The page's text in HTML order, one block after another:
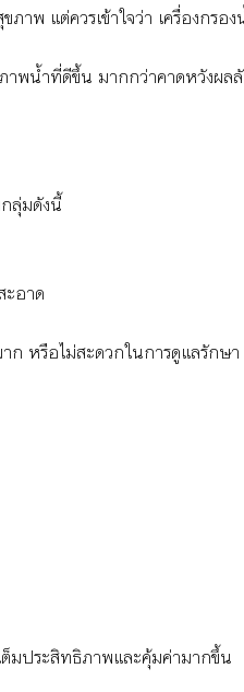
าพ แต่ควรเข้าใจว่า เครื่องกร
าพน้ำที่ดีขึ้น มากกว่าคาดหวังผล
ลุ่มดังนี้
ะอาด
หรือไม่สะดวกในการดูแลรักษ
ต็มประสิทธิภาพและคุ้มค่ามากขึ้น